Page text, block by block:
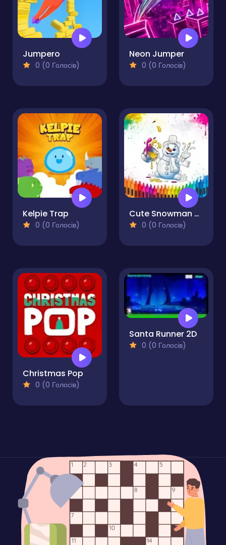
Jumpero
0 (0 Голосів)
Neon Jumper
0 (0 Голосів)
Kelpie Trap
0 (0 Голосів)
Cute Snowman Coloring Pages
0 (0 Голосів)
Christmas Pop
0 (0 Голосів)
Santa Runner 2D
0 (0 Голосів)